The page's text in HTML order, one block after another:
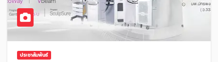
ประชาสัมพันธ์